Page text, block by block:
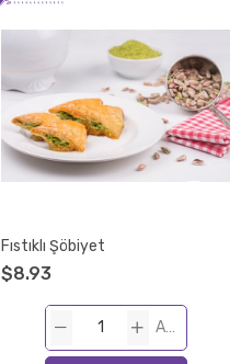
Fıstıklı Şöbiyet
$8.93
ADET